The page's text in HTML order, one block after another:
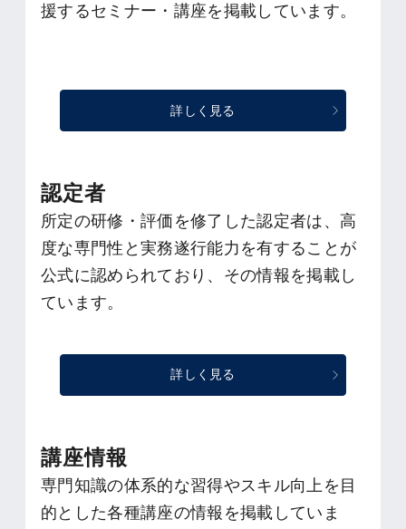
援するセミナー・講座を掲載しています。
詳しく見る
認定者
所定の研修・評価を修了した認定者は、高
度な専門性と実務遂行能力を有することが
公式に認められており、その情報を掲載し
ています。
詳しく見る
講座情報
専門知識の体系的な習得やスキル向上を目
的とした各種講座の情報を掲載していま